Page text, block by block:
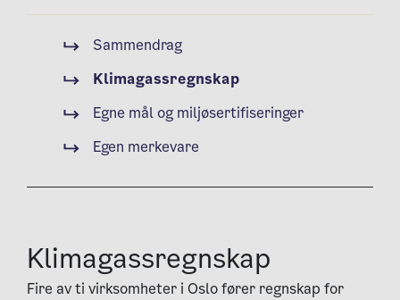
Sammendrag
Klimagassregnskap
Egne mål og miljøsertifiseringer
Egen merkevare
Klimagassregnskap
Fire av ti virksomheter i Oslo fører regnskap for